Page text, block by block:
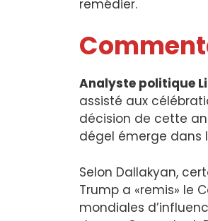
remédier.
Analyste politique
assisté aux
décision de cette
dégel émerge dans
Selon Dallakyan,
Trump a «remis» le
mondiales